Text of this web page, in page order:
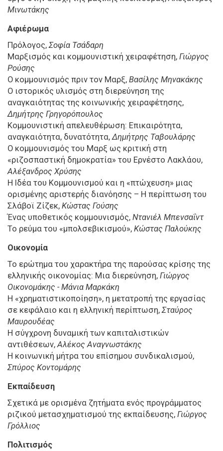
Μινωτάκης
Αφιέρωμα
Πρόλογος, Σοφία Τσάδαρη
Μαρξισμός και κομμουνιστική χειραφέτηση, Γιώργος
Ρούσης
Ο κομμουνισμός πριν τον Μαρξ, Βασίλης Μηνακάκης
Ο ιστορικός υλισμός στη διερεύνηση της
αναγκαιότητας της κοινωνικής χειραφέτησης,
Δημήτρης Γρηγορόπουλος
Kομμουνιστική απελευθέρωση: Επικαιρότητα,
αναγκαιότητα, δυνατότητα, Δημήτρης Ταβουλάρης
Ο κομμουνισμός του Μαρξ ως κριτική στη
«ριζοσπαστική δημοκρατία» του Ερνέστο Λακλάου,
Αλέξανδρος Χρύσης
Η Ιδέα του Κομμουνισμού και η «πτώχευση» μιας
ορισμένης αριστερής διανόησης – Η περίπτωση του
Σλάβοϊ Ζίζεκ, Κώστας Γούσης
Ένας υποθετικός κομμουνισμός, Ντανιέλ Μπενσαΐντ
Το ρεύμα του «μπολσεβικισμού», Κώστας Παλούκης
Οικονομία
Το ερώτημα του χαρακτήρα της παρούσας κρίσης της
ελληνικής οικονομίας: Μια διερεύνηση, Γιώργος
Οικονομάκης - Μάνια Μαρκάκη
Η «χρηματιστικοποίηση», η μετατροπή της εργασίας
σε κεφάλαιο και η ελληνική περίπτωση, Σταύρος
Μαυρουδέας
Η σύγχρονη δυναμική των καπιταλιστικών
αντιθέσεων, Αλέκος Αναγνωστάκης
Η κοινωνική μήτρα του επίσημου συνδικαλισμού,
Σπύρος Κοντομάρης
Εκπαίδευση
Σχετικά με ορισμένα ζητήματα ενός προγράμματος
ριζικού μετασχηματισμού της εκπαίδευσης, Γιώργος
Γρόλλιος
Πολιτισμός